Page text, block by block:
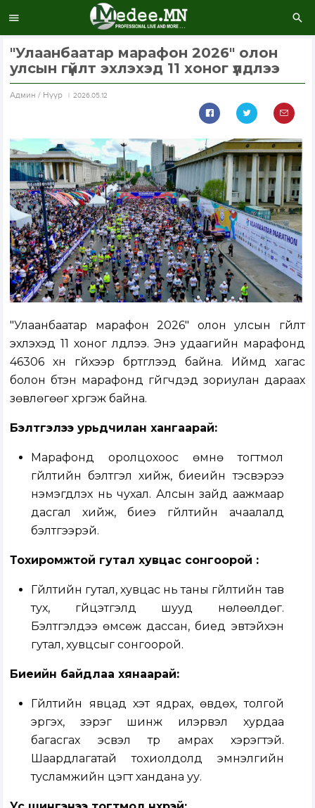
"Улаанбаатар марафон 2026" олон
улсын гүйлт эхлэхэд 11 хоног үлдлээ
Aдмин / Нүүр 2026.05.12
"Улаанбаатар марафон 2026" олон улсын гүйлт
эхлэхэд 11 хоног үлдлээ. Энэ удаагийн марафонд
46306 хүн гүйхээр бүртгүүлээд байна. Иймд хагас
болон бүтэн марафонд гүйгчдэд зориулан дараах
зөвлөгөөг хүргэж байна.
Бэлтгэлээ урьдчилан хангаарай:
Марафонд оролцохоос өмнө тогтмол
гүйлтийн бэлтгэл хийж, биеийн тэсвэрээ
нэмэгдүүлэх нь чухал. Алсын зайд аажмаар
дасгал хийж, биеэ гүйлтийн ачаалалд
бэлтгээрэй.
Тохиромжтой гутал хувцас сонгоорой :
Гүйлтийн гутал, хувцас нь таны гүйлтийн тав
тух, гүйцэтгэлд шууд нөлөөлдөг.
Бэлтгэлдээ өмсөж дассан, биед эвтэйхэн
гутал, хувцсыг сонгоорой.
Биеийн байдлаа хянаарай:
Гүйлтийн явцад хэт ядрах, өвдөх, толгой
эргэх, зэрэг шинж илэрвэл хурдаа
багасгах эсвэл түр амрах хэрэгтэй.
Шаардлагатай тохиолдолд эмнэлгийн
тусламжийн цэгт хандана уу.